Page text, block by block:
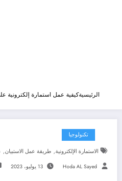
الرئيسيةكيفية عمل استمارة إلكترونية
تكنولوجيا
الاستمارة الإلكترونية, طريقة عمل الاستبيان,
Hoda AL Sayed 13 يوليو، 2023